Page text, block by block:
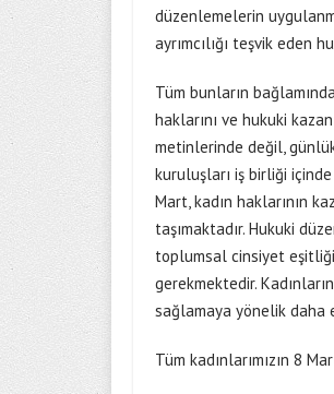
düzenlemelerin
ayrımcılığı teşvik eden
Tüm bunların
haklarını ve hukuki
metinlerinde değil,
kuruluşları iş birliği
Mart, kadın haklarının
taşımaktadır. Hukuki
toplumsal cinsiyet
gerekmektedir.
sağlamaya yönelik daha
Tüm kadınlarımızın 8